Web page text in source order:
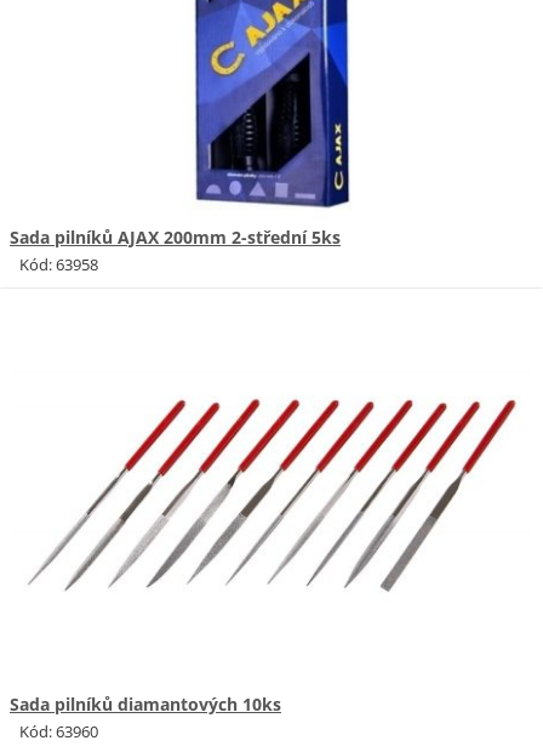
Sada pilníků AJAX 200mm 2-střední 5ks
Kód: 63958
Sada pilníků diamantových 10ks
Kód: 63960